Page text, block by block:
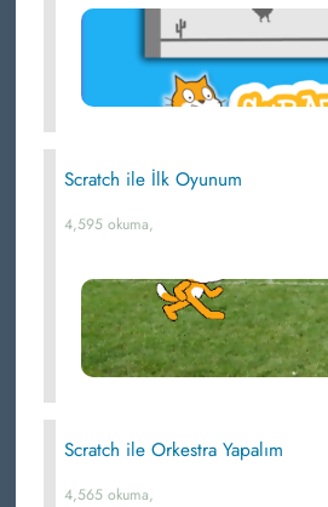
Scratch ile İlk Oyunum
4,595 okuma,
Scratch ile Orkestra Yapalım
4,565 okuma,